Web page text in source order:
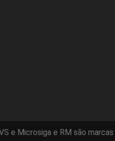
e Microsiga e RM são